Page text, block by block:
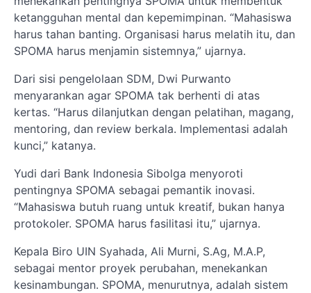
ketangguhan mental dan kepemimpinan. “Mahasiswa
harus tahan banting. Organisasi harus melatih itu, dan
SPOMA harus menjamin sistemnya,” ujarnya.
Dari sisi pengelolaan SDM, Dwi Purwanto
menyarankan agar SPOMA tak berhenti di atas
kertas. “Harus dilanjutkan dengan pelatihan, magang,
mentoring, dan review berkala. Implementasi adalah
kunci,” katanya.
Yudi dari Bank Indonesia Sibolga menyoroti
pentingnya SPOMA sebagai pemantik inovasi.
“Mahasiswa butuh ruang untuk kreatif, bukan hanya
protokoler. SPOMA harus fasilitasi itu,” ujarnya.
Kepala Biro UIN Syahada, Ali Murni, S.Ag, M.A.P,
sebagai mentor proyek perubahan, menekankan
kesinambungan. SPOMA, menurutnya, adalah sistem